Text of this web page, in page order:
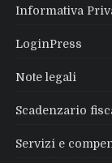
Informativa
LoginPress
Note legali
Scadenzario
Servizi e